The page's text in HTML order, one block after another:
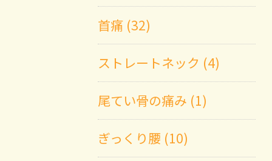
首痛 (32)
ストレートネック (4)
尾てい骨の痛み (1)
ぎっくり腰 (10)